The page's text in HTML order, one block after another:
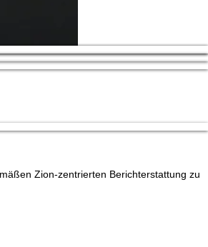
Zion-zentrierten Berichterstattung zu